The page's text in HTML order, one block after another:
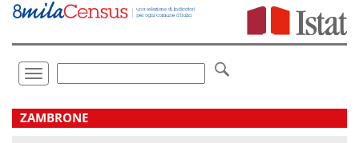
Vai
direttamente
Toggle
navigation
.
ZAMBRONE